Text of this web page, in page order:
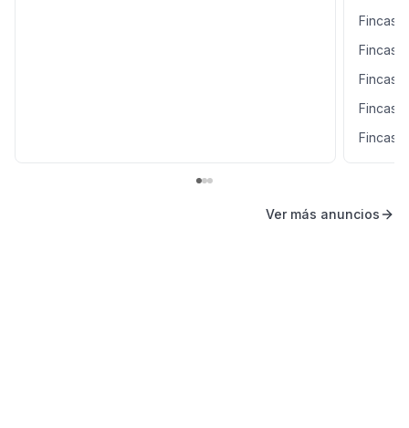
Fincas
Fincas
Fincas
Fincas
Fincas
Ver más anuncios